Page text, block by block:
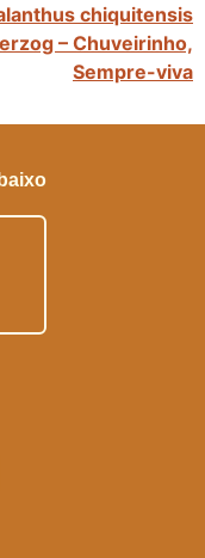
chiquitensis
– Chuveirinho,
Sempre-viva